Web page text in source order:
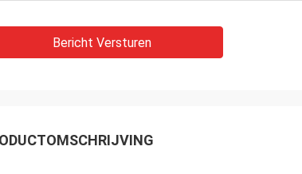
Bericht Versturen